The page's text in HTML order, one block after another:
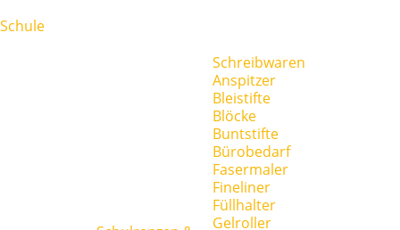
Schule
Schreibwaren
Anspitzer
Bleistifte
Blöcke
Buntstifte
Bürobedarf
Fasermaler
Fineliner
Füllhalter
Gelroller